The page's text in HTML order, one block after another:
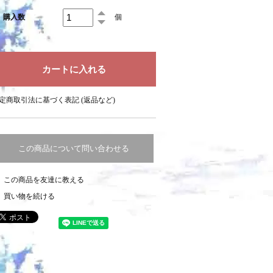
購入数 個
商取引法に基づく表記 (返品など)
この商品について問い合わせる
この商品を友達に教える
買い物を続ける